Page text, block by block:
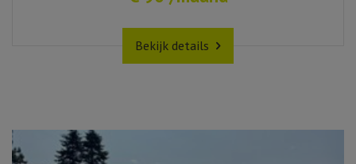
Bekijk details